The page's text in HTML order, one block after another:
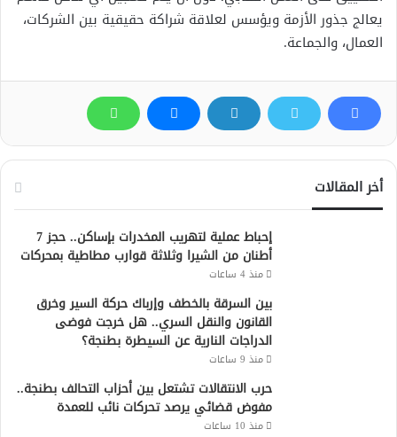
يعالج جذور الأزمة ويؤسس لعلاقة شراكة حقيقية بين الشركات،
العمال، والجماعة.
أخر المقالات
إحباط عملية لتهريب المخدرات بإساكن.. حجز 7
أطنان من الشيرا وثلاثة قوارب مطاطية بمحركات
منذ 4 ساعات
بين السرقة بالخطف وإرباك حركة السير وخرق
القانون والنقل السري.. هل خرجت فوضى
الدراجات النارية عن السيطرة بطنجة؟
منذ 9 ساعات
حرب الانتقالات تشتعل بين أحزاب التحالف بطنجة..
مفوض قضائي يرصد تحركات نائب للعمدة
منذ 10 ساعات